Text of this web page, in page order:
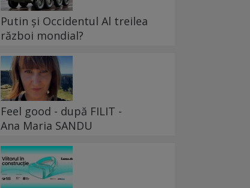
Putin și Occidentul Al treilea
război mondial?
Feel good - după FILIT -
Ana Maria SANDU